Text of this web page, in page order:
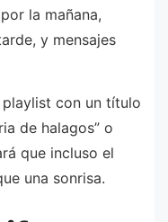
la mañana,
y mensajes
con un título
de halagos” o
que incluso el
una sonrisa.